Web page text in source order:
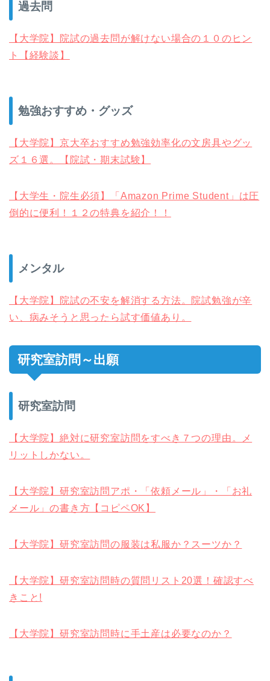
過去問
【大学院】院試の過去問が解けない場合の１０のヒン
ト【経験談】
勉強おすすめ・グッズ
【大学院】京大卒おすすめ勉強効率化の文房具やグッ
ズ１６選。【院試・期末試験】
【大学生・院生必須】「Amazon Prime Student」は圧
倒的に便利！１２の特典を紹介！！
メンタル
【大学院】院試の不安を解消する方法。院試勉強が辛
い、病みそうと思ったら試す価値あり。
研究室訪問～出願
研究室訪問
【大学院】絶対に研究室訪問をすべき７つの理由。メ
リットしかない。
【大学院】研究室訪問アポ・「依頼メール」・「お礼
メール」の書き方【コピペOK】
【大学院】研究室訪問の服装は私服か？スーツか？
【大学院】研究室訪問時の質問リスト20選！確認すべ
きこと!
【大学院】研究室訪問時に手土産は必要なのか？